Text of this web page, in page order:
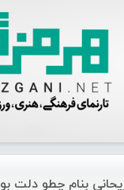
بنام چطو دلت